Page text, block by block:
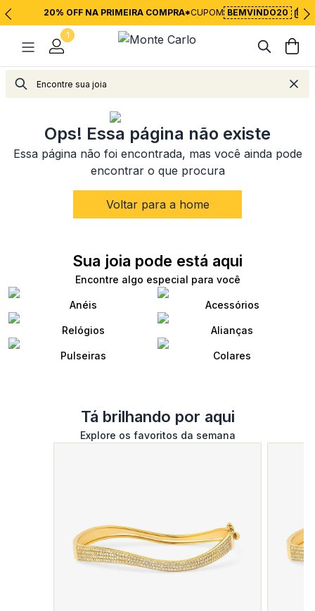
20% OFF NA PRIMEIRA COMPRA*CUPOM BEMVINDO20
1
<Voltar para página inicial
Ops! Essa página não existe
Essa página não foi encontrada, mas você ainda pode
encontrar o que procura
Voltar para a home
Sua joia pode está aqui
Encontre algo especial para você
Anéis Acessórios
Relógios Alianças
Pulseiras Colares
Tá brilhando por aqui
Explore os favoritos da semana